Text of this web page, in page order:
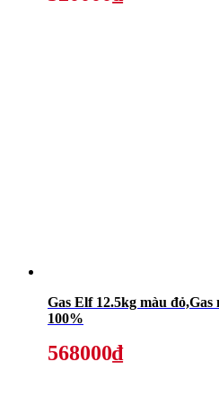
Gas Elf 12.5kg màu
100%
568000₫